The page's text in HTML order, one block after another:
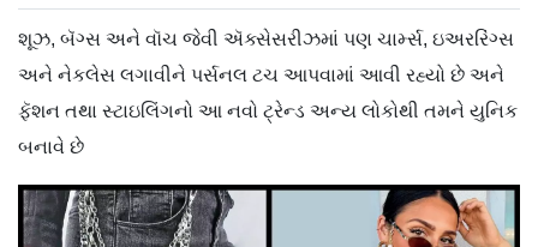
શૂઝ, બૅગ્સ અને વૉચ જેવી ઍક્સેસરીઝમાં પણ ચાર્મ્સ, ઇઅરરિંગ્સ
અને નેકલેસ લગાવીને પર્સનલ ટચ આપવામાં આવી રહ્યો છે અને
ફૅશન તથા સ્ટાઇલિંગનો આ નવો ટ્રેન્ડ અન્ય લોકોથી તમને યુનિક
બનાવે છે